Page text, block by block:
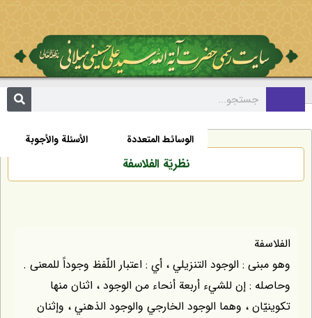
الأسئلة والأجوبة الوسائط المتعددة
نظريّة الفلاسفة
الفلاسفة
وهو مبنى : الوجود التنزيلي ، أي : اعتبار اللّفظ وجوداً للمعنى .
وحاصله : إن للشيء أربعة أنحاء من الوجود ، اثنان منها
تكوينيّان ، وهما الوجود الخارجي والوجود الذهني ، وإثنان